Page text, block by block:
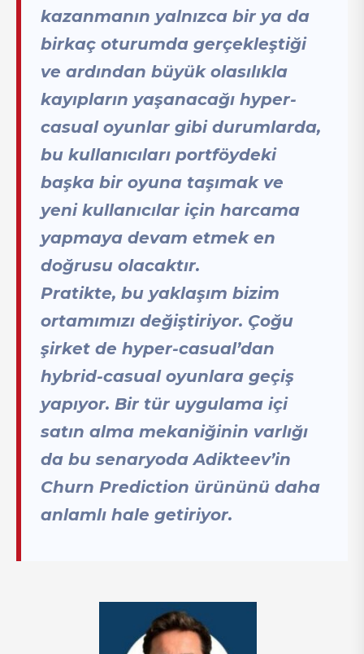
kazanmanın yalnızca bir ya da
birkaç oturumda gerçekleştiği
ve ardından büyük olasılıkla
kayıpların yaşanacağı hyper-
casual oyunlar gibi durumlarda,
bu kullanıcıları portföydeki
başka bir oyuna taşımak ve
yeni kullanıcılar için harcama
yapmaya devam etmek en
doğrusu olacaktır.
Pratikte, bu yaklaşım bizim
ortamımızı değiştiriyor. Çoğu
şirket de hyper-casual’dan
hybrid-casual oyunlara geçiş
yapıyor. Bir tür uygulama içi
satın alma mekaniğinin varlığı
da bu senaryoda Adikteev’in
Churn Prediction ürününü daha
anlamlı hale getiriyor.